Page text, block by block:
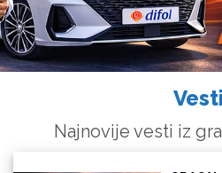
Vesti
Najnovije vesti iz